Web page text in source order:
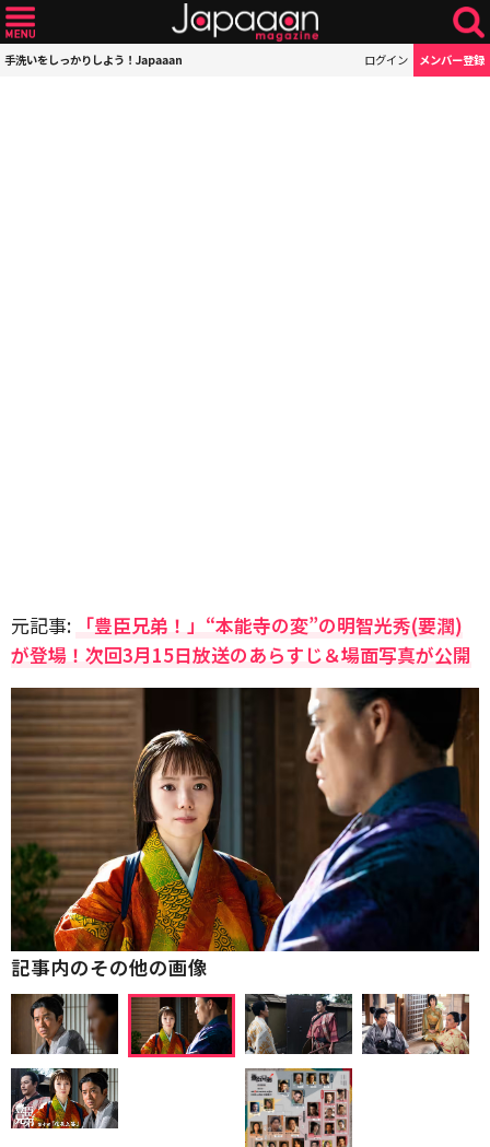
手洗いをしっかりしよう！Japaaan ログイン メンバー登録
元記事: 「豊臣兄弟！」“本能寺の変”の明智光秀(要潤)
が登場！次回3月15日放送のあらすじ＆場面写真が公開
記事内のその他の画像